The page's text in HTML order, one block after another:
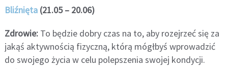
Bliźnięta(21.05 – 20.06)
Zdrowie:To będzie dobry czas na to, aby rozejrzeć się za
jakąś aktywnością fizyczną, którą mógłbyś wprowadzić
do swojego życia w celu polepszenia swojej kondycji.